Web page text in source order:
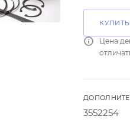
Цена
3552254